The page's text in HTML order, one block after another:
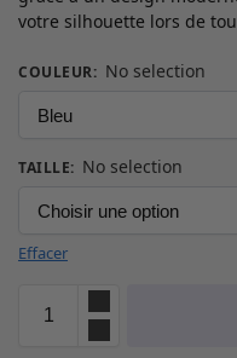
votre silhouette lors de
COULEUR: No selection
TAILLE: No selection
Effacer